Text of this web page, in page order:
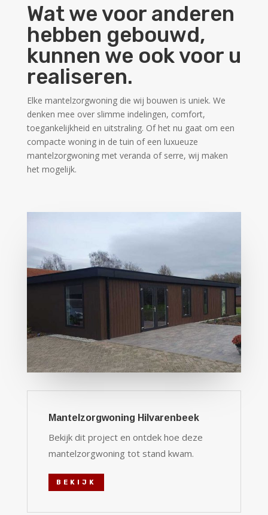
Wat we voor anderen
hebben gebouwd,
kunnen we ook voor u
realiseren.
Elke mantelzorgwoning die wij bouwen is uniek. We
denken mee over slimme indelingen, comfort,
toegankelijkheid en uitstraling. Of het nu gaat om een
compacte woning in de tuin of een luxueuze
mantelzorgwoning met veranda of serre, wij maken
het mogelijk.
Mantelzorgwoning Hilvarenbeek
Bekijk dit project en ontdek hoe deze
mantelzorgwoning tot stand kwam.
BEKIJK